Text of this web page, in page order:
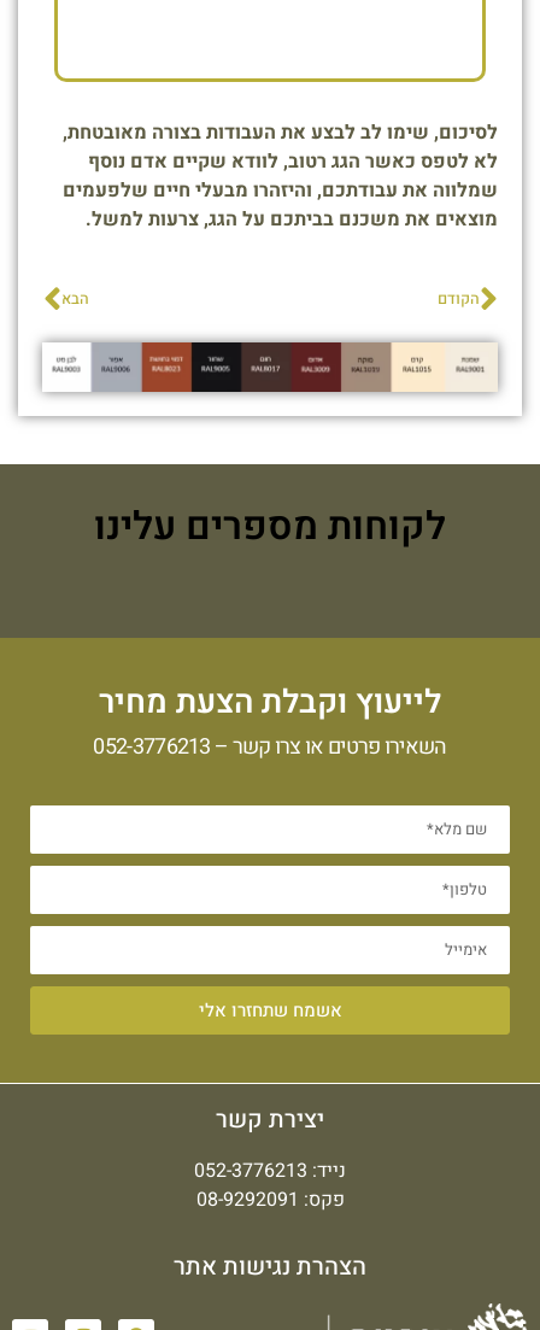
לסיכום, שימו לב לבצע את העבודות בצורה מאובטחת,
לא לטפס כאשר הגג רטוב, לוודא שקיים אדם נוסף
שמלווה את עבודתכם, והיזהרו מבעלי חיים שלפעמים
מוצאים את משכנם בביתכם על הגג, צרעות למשל.
הקודם הבא
לקוחות מספרים עלינו
לייעוץ וקבלת הצעת מחיר
השאירו פרטים או צרו קשר –052-3776213
אשמח שתחזרו אלי
יצירת קשר
נייד: 052-3776213
פקס: 08-9292091
הצהרת נגישות אתר